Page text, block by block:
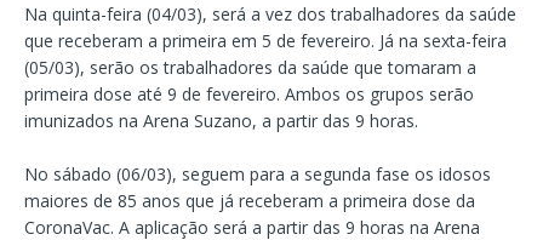
Na quinta-feira (04/03), será a vez dos trabalhadores da saúde
que receberam a primeira em 5 de fevereiro. Já na sexta-feira
(05/03), serão os trabalhadores da saúde que tomaram a
primeira dose até 9 de fevereiro. Ambos os grupos serão
imunizados na Arena Suzano, a partir das 9 horas.
No sábado (06/03), seguem para a segunda fase os idosos
maiores de 85 anos que já receberam a primeira dose da
CoronaVac. A aplicação será a partir das 9 horas na Arena